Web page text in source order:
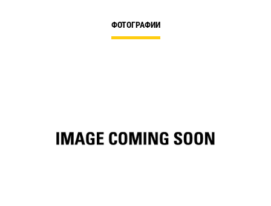
ФОТОГРАФИИ